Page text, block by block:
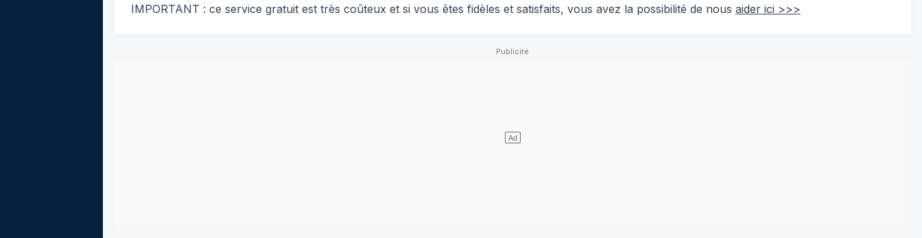
IMPORTANT : ce service gratuit est très coûteux et si vous êtes fidèles et satisfaits, vous avez la possibilité de nous aider ici >>>